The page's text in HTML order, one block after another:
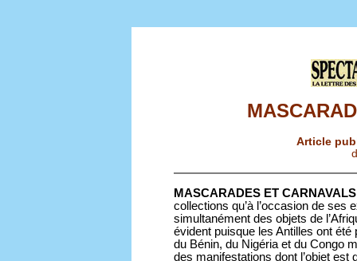
Article
MASCARADES ET CARNAVALS
collections qu’à l’occasion de ses
simultanément des objets de
évident puisque les Antilles ont
du Bénin, du Nigéria et du Congo
des manifestations dont l’objet